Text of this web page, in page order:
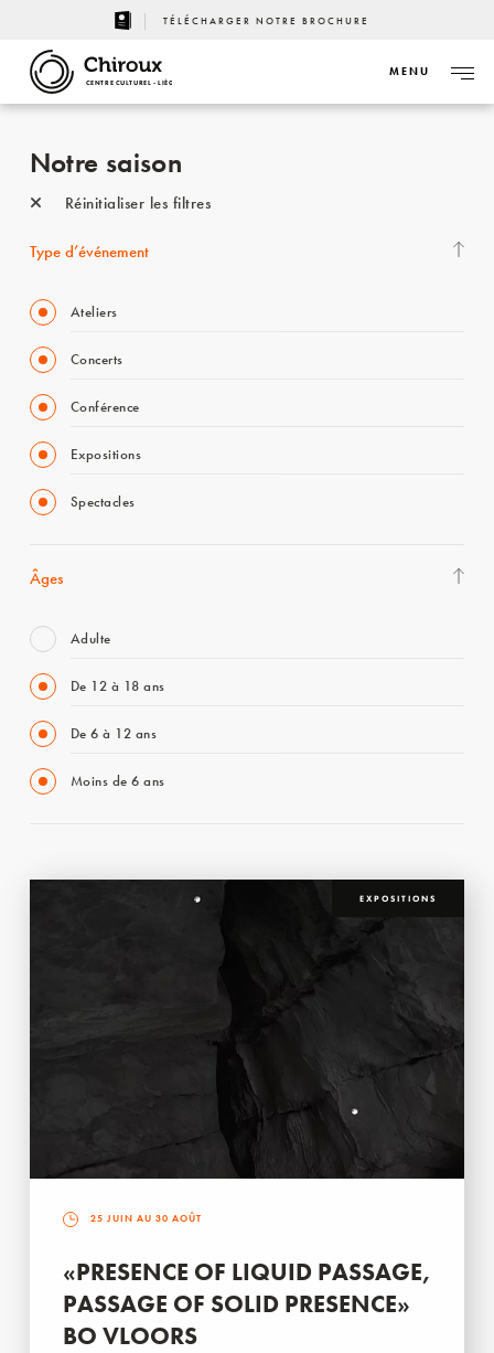
TÉLÉCHARGER NOTRE BROCHURE
CENTRE CULTUREL - LIÈGE
MENU
Notre saison
Réinitialiser les filtres
Type d’événement
Ateliers
Concerts
Conférence
Expositions
Spectacles
Âges
Adulte
De 12 à 18 ans
De 6 à 12 ans
Moins de 6 ans
EXPOSITIONS
25 JUIN AU 30 AOÛT
«PRESENCE OF LIQUID PASSAGE,
PASSAGE OF SOLID PRESENCE»
BO VLOORS